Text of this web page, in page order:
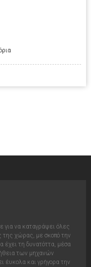
για να καταγράψει όλες
της χώρας, με σκοπό την
έχει τη δυνατόττα, μέσα
των μηχανών
έυκολα και γρήγορα την